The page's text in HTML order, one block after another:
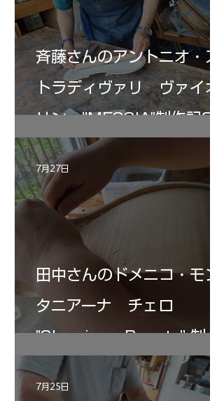
斉藤さんのアントニオ・ス
トラディヴァリ ヴァイオ
リン ”MESSIA"制作記33
田中さんのドメニコ・モン
タニアーナ チェロ
"Sleeping・Beauty” 制作
記 30
7月27日
7月25日